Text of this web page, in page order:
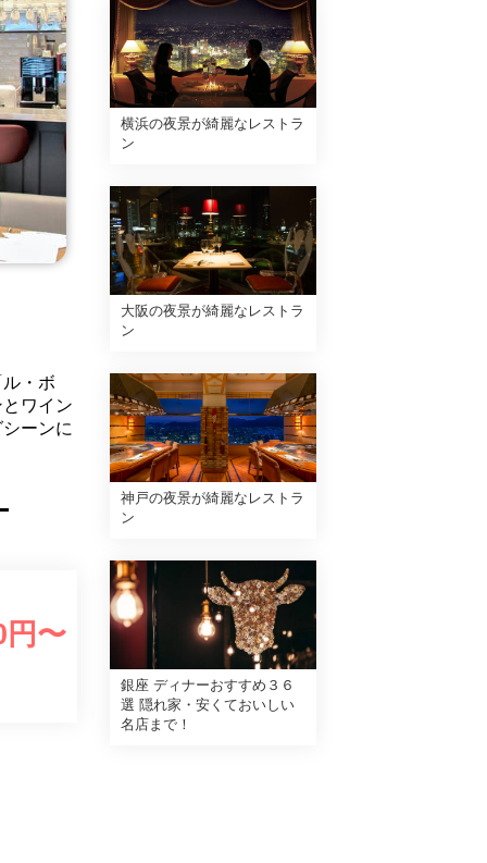
・ボ
ワイン
ーンに
円〜
横浜の夜景が綺麗なレストラ
ン
大阪の夜景が綺麗なレストラ
ン
神戸の夜景が綺麗なレストラ
ン
銀座 ディナーおすすめ３６
選 隠れ家・安くておいしい
名店まで！